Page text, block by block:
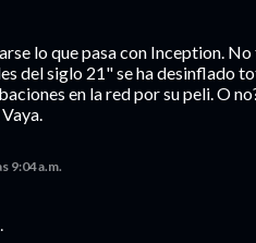
lo que pasa con Inception.
del siglo 21" se ha desinflado
en la red por su peli. O
9:04 a.m.